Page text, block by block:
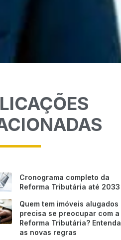
Cronograma completo da
Reforma Tributária até 2033
Quem tem imóveis alugados
precisa se preocupar com a
Reforma Tributária? Entenda
as novas regras